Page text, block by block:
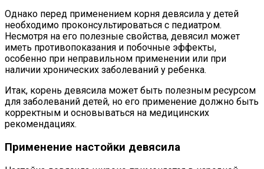
Однако перед применением корня девясила у детей
необходимо проконсультироваться с педиатром.
Несмотря на его полезные свойства, девясил может
иметь противопоказания и побочные эффекты,
особенно при неправильном применении или при
наличии хронических заболеваний у ребенка.
Итак, корень девясила может быть полезным ресурсом
для заболеваний детей, но его применение должно быть
корректным и основываться на медицинских
рекомендациях.
Применение настойки девясила